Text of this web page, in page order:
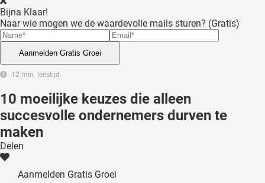
Bijna Klaar!
Naar wie mogen we de waardevolle mails sturen? (Gratis)
Aanmelden Gratis Groei
12 min. leestijd
10 moeilijke keuzes die alleen
succesvolle ondernemers durven te
maken
Delen
Aanmelden Gratis Groei
en
kan de
niet
om